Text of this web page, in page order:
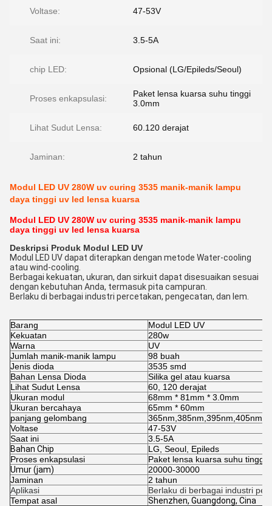
Voltase: 47-53V
Saat ini: 3.5-5A
chip LED: Opsional (LG/Epileds/Seoul)
Proses enkapsulasi:
Paket lensa kuarsa suhu tinggi
3.0mm
Lihat Sudut Lensa: 60.120 derajat
Jaminan: 2 tahun
Modul LED UV 280W uv curing 3535 manik-manik lampu
daya tinggi uv led lensa kuarsa
Modul LED UV 280W uv curing 3535 manik-manik lampu
daya tinggi uv led lensa kuarsa
Deskripsi Produk Modul LED UV
Modul LED UV dapat diterapkan dengan metode Water-cooling
atau wind-cooling.
Berbagai kekuatan, ukuran, dan sirkuit dapat disesuaikan sesuai
dengan kebutuhan Anda, termasuk pita campuran.
Berlaku di berbagai industri percetakan, pengecatan, dan lem.
Barang
Modul LED UV
Kekuatan
280w
Warna
UV
Jumlah manik-manik lampu
98 buah
Jenis dioda
3535 smd
Bahan Lensa Dioda
Silika gel atau kuarsa
Lihat Sudut Lensa
60, 120 derajat
Ukuran modul
68mm * 81mm * 3.0mm
Ukuran bercahaya
65mm * 60mm
panjang gelombang
365nm,385nm,395nm,405nm
Voltase
47-53V
Saat ini
3.5-5A
Bahan Chip
LG, Seoul, Epileds
Proses enkapsulasi
Paket lensa kuarsa suhu tinggi
Umur (jam)
20000-30000
Jaminan
2 tahun
Aplikasi
Berlaku di berbagai industri
Tempat asal
Shenzhen, Guangdong, Cina